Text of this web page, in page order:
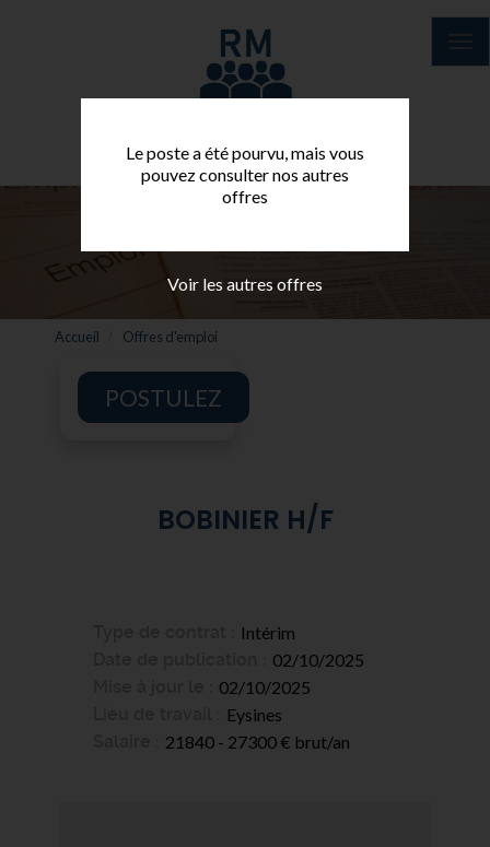
Accueil Offres d'emploi
Le poste a été pourvu, mais vous
pouvez consulter nos autres
offres
Voir les autres offres
POSTULEZ
BOBINIER H/F
Intérim
02/10/2025
02/10/2025
Eysines
21840 - 27300 € brut/an